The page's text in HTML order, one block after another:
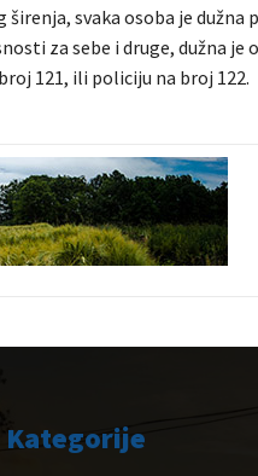
širenja, svaka osoba je
za sebe i druge, dužna je
121, ili policiju na broj 122.
Kategorije